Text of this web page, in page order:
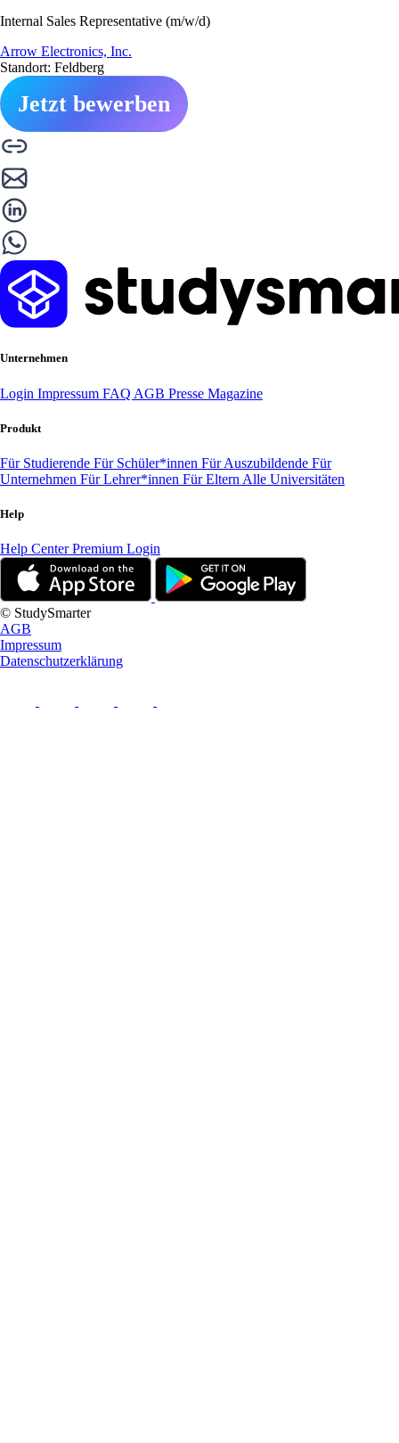
Internal Sales Representative (m/w/d)
Arrow Electronics, Inc.
Standort: Feldberg
Jetzt bewerben
Unternehmen
Login Impressum FAQ AGB Presse Magazine
Produkt
Für Studierende Für Schüler*innen Für Auszubildende Für
Unternehmen Für Lehrer*innen Für Eltern Alle Universitäten
Help
Help CenterPremium Login
© StudySmarter
AGB
Impressum
Datenschutzerklärung